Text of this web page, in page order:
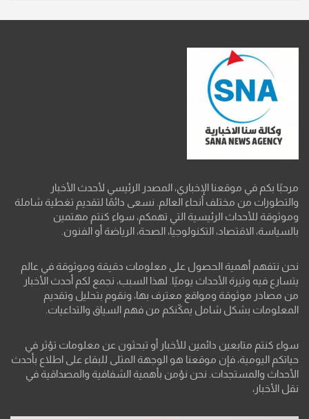
مرحبًا بكم في موقعنا الإخباري، المصدر الرئيسي لأحدث الأخبار
والتطورات من مختلف أنحاء العالم. نسعى دائمًا لتقديم تغطية شاملة
وموثوقة للأحداث الرئيسية التي تهمكم، سواء كنتم مهتمين
بالسياسة، الاقتصاد، التكنولوجيا، الصحة، الرياضة أو الفنون.
نحن نتفهم أهمية الحصول على معلومات دقيقة وموثوقة في عالم
يتسارع فيه وتيرة الأحداث يوميًا. لهذا السبب، نجمع لكم أحدث الأخبار
من مصادر موثوقة ومواقع معترف بها، ونقوم بتحليل وتقديم
المعلومات بشكل شامل يمكّنكم من فهم السياق والتداعيات.
سواء كنتم متابعين دائمين للأخبار أو تبحثون عن معلومات تؤثر في
حياتكم اليومية، فإن موقعنا هو الوجهة المثلى للبقاء على اطلاع بأحدث
الأحداث والمستجدات. نحن نؤمن بأهمية الشفافية والمصداقية في
نقل الأخبار،